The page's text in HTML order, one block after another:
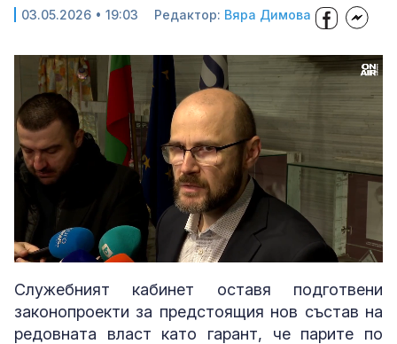
03.05.2026 • 19:03 Редактор: Вяра Димова
Unmute Loaded:
100.00%
Служебният кабинет оставя подготвени
законопроекти за предстоящия нов състав на
редовната власт като гарант, че парите по